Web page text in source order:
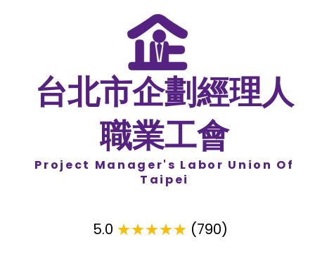
台北市企劃經理人
職業工會
Project Manager's Labor Union Of
Taipei
5.0 ★★★★★ (790)